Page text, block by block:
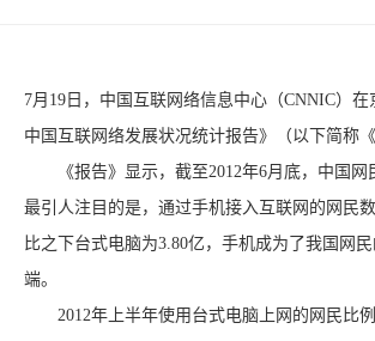
7月19日，中国互联网络信息中心（CNNIC）在
中国互联网络发展状况统计报告》（以下简称《
《报告》显示，截至2012年6月底，中国网
最引人注目的是，通过手机接入互联网的网民
比之下台式电脑为3.80亿，手机成为了我国网
端。
2012年上半年使用台式电脑上网的网民比例